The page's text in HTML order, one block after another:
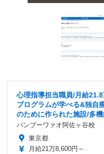
心理指導担当職員/月給
プログラムが学べる&独自
のために作られた施設/多
バンブーワァオ阿佐ヶ谷校
東京都
月給21万8,600円～